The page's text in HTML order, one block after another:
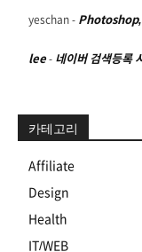
yeschan - Photoshop,
lee - 네이버 검색등록
카테고리
Affiliate
Design
Health
IT/WEB